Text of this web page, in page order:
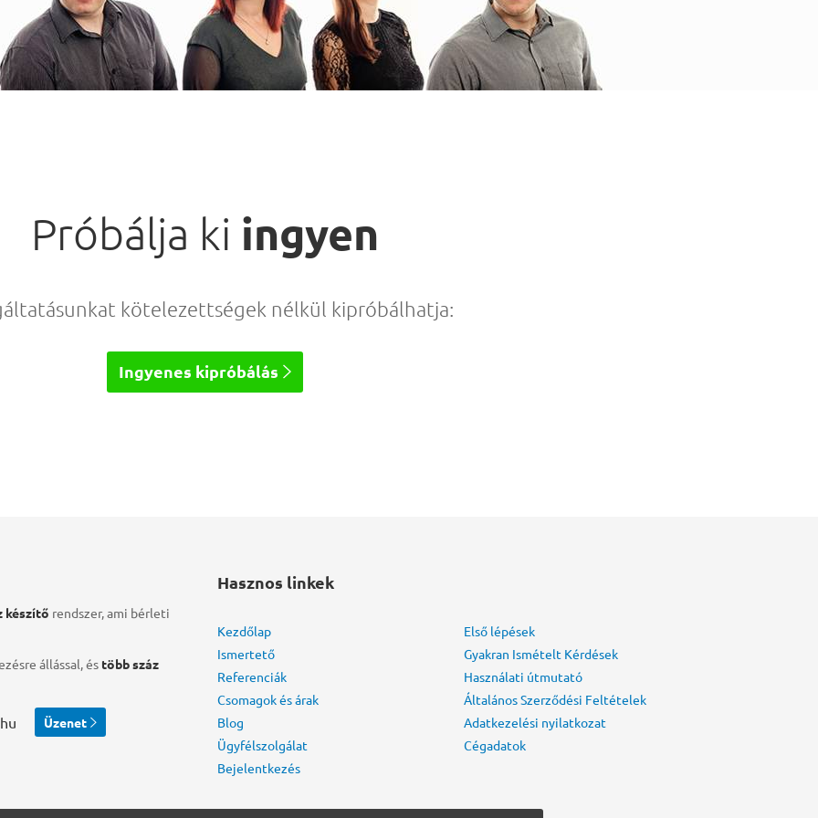
Próbálja ki ingyen
kötelezettségek nélkül kipróbálhatja:
Ingyenes kipróbálás 
készítő rendszer, ami bérleti
állással, és több száz
Üzenet 
Hasznos linkek
Kezdőlap
Ismertető
Referenciák
Csomagok és árak
Blog
Ügyfélszolgálat
Bejelentkezés
Első lépések
Gyakran Ismételt Kérdések
Használati útmutató
Általános Szerződési Feltételek
Adatkezelési nyilatkozat
Cégadatok